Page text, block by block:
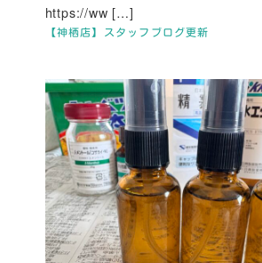
【神栖店】スタッフブログ更新
https://ww […]